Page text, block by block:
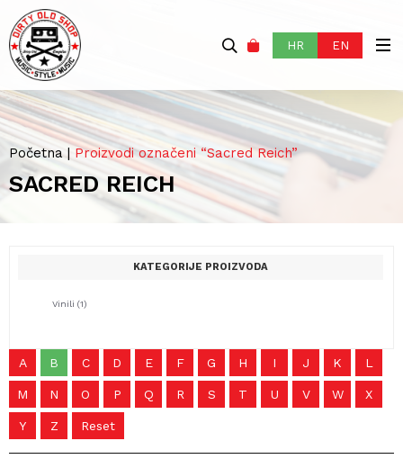
HR EN
Početna| Proizvodi označeni “Sacred Reich”
SACRED REICH
KATEGORIJE PROIZVODA
Vinili (1)
A B C D E F G H I J K L
M N O P Q R S T U V W X
Y Z Reset